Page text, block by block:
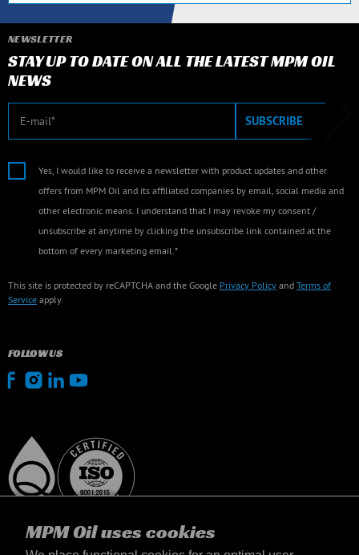
MPM Oil uses cookies
NEWSLETTER
STAY UP TO DATE ON ALL THE LATEST MPM OIL
NEWS
E-mail SUBSCRIBE
Yes, I would like to receive a newsletter with product updates and other
offers from MPM Oil and its affiliated companies by email, social media and
other electronic means. I understand that I may revoke my consent /
unsubscribe at anytime by clicking the unsubscribe link contained at the
bottom of every marketing email.*
This site is protected by reCAPTCHA and the Google Privacy Policy and Terms of
Service apply.
FOLLOW US